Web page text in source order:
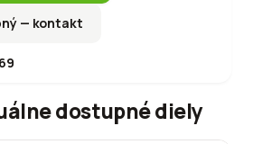
— kontakt
dostupné diely